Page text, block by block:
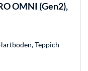
OMNI (Gen2),
Teppich